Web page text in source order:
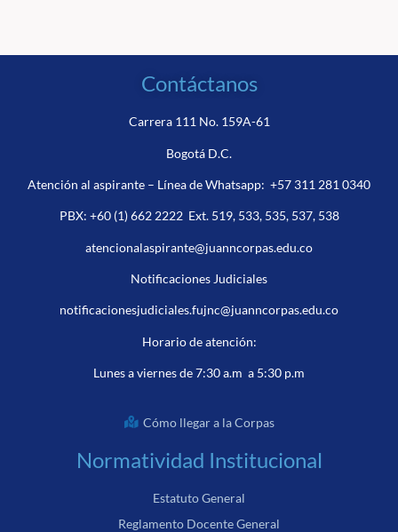
Contáctanos
Carrera 111 No. 159A-61
Bogotá D.C.
Atención al aspirante – Línea de Whatsapp: +57 311 281 0340
PBX: +60 (1) 662 2222Ext. 519, 533, 535, 537, 538
atencionalaspirante@juanncorpas.edu.co
Notificaciones Judiciales
notificacionesjudiciales.fujnc@juanncorpas.edu.co
Horario de atención:
Lunes a viernes de 7:30 a.m a 5:30 p.m
Cómo llegar a la Corpas
Normatividad Institucional
Estatuto General
Reglamento Docente General